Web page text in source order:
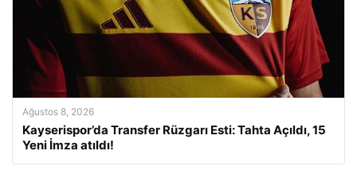
Ağustos 8, 2026
Kayserispor’da Transfer Rüzgarı Esti: Tahta Açıldı, 15
Yeni İmza atıldı!